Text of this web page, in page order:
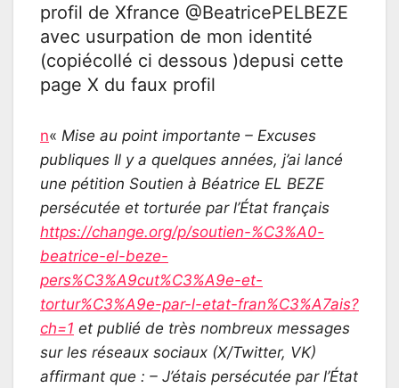
profil de Xfrance @BeatricePELBEZE
avec usurpation de mon identité
(copiécollé ci dessous )depusi cette
page X du faux profil
n« Mise au point importante – Excuses
publiques Il y a quelques années, j’ai lancé
une pétition Soutien à Béatrice EL BEZE
persécutée et torturée par l’État français
https://change.org/p/soutien-%C3%A0-
beatrice-el-beze-
pers%C3%A9cut%C3%A9e-et-
tortur%C3%A9e-par-l-etat-fran%C3%A7ais?
ch=1 et publié de très nombreux messages
sur les réseaux sociaux (X/Twitter, VK)
affirmant que : – J’étais persécutée par l’État